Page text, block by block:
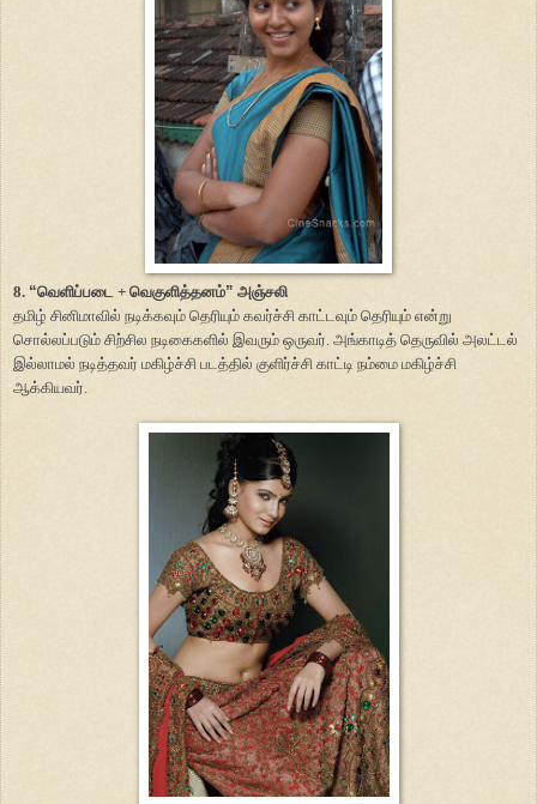
8. “வெளிப்படை + வெகுளித்தனம்” அஞ்சலி
தமிழ் சினிமாவில் நடிக்கவும் தெரியும் கவர்ச்சி காட்டவும் தெரியும் என்று
சொல்லப்படும் சிற்சில நடிகைகளில் இவரும் ஒருவர். அங்காடித் தெருவில் அலட்டல்
இல்லாமல் நடித்தவர் மகிழ்ச்சி படத்தில் குளிர்ச்சி காட்டி நம்மை மகிழ்ச்சி
ஆக்கியவர்.